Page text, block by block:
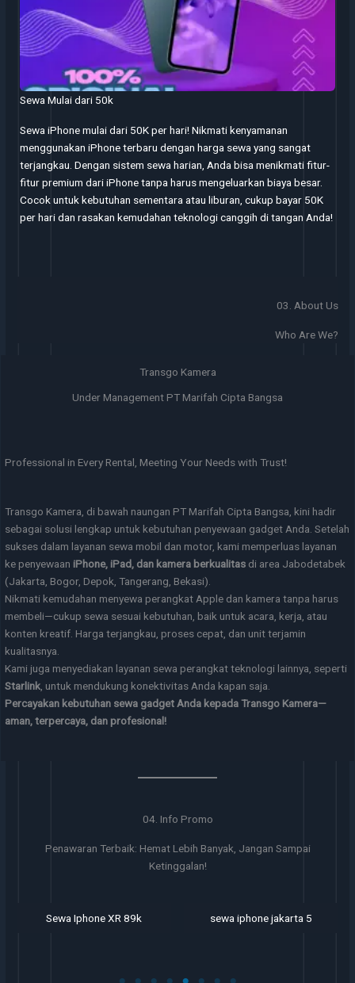
Sewa Mulai dari 50k
Sewa iPhone mulai dari 50K per hari! Nikmati kenyamanan
menggunakan iPhone terbaru dengan harga sewa yang sangat
terjangkau. Dengan sistem sewa harian, Anda bisa menikmati fitur-
fitur premium dari iPhone tanpa harus mengeluarkan biaya besar.
Cocok untuk kebutuhan sementara atau liburan, cukup bayar 50K
per hari dan rasakan kemudahan teknologi canggih di tangan Anda!
03. About Us
Who Are We?
Transgo Kamera
Under Management PT Marifah Cipta Bangsa
Professional in Every Rental, Meeting Your Needs with Trust!
Transgo Kamera, di bawah naungan PT Marifah Cipta Bangsa, kini hadir
sebagai solusi lengkap untuk kebutuhan penyewaan gadget Anda. Setelah
sukses dalam layanan sewa mobil dan motor, kami memperluas layanan
ke penyewaan iPhone, iPad, dan kamera berkualitas di area Jabodetabek
(Jakarta, Bogor, Depok, Tangerang, Bekasi).
Nikmati kemudahan menyewa perangkat Apple dan kamera tanpa harus
membeli—cukup sewa sesuai kebutuhan, baik untuk acara, kerja, atau
konten kreatif. Harga terjangkau, proses cepat, dan unit terjamin
kualitasnya.
Kami juga menyediakan layanan sewa perangkat teknologi lainnya, seperti
Starlink , untuk mendukung konektivitas Anda kapan saja.
Percayakan kebutuhan sewa gadget Anda kepada Transgo Kamera—
aman, terpercaya, dan profesional!
04. Info Promo
Penawaran Terbaik: Hemat Lebih Banyak, Jangan Sampai
Ketinggalan!
Sewa Iphone XR 89k sewa iphone jakarta 5